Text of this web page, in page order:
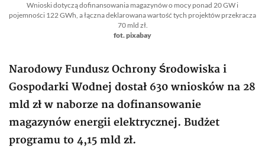
Wnioski dotyczą dofinansowania magazynów o mocy ponad 20 GW i
pojemności 122 GWh, a łączna deklarowana wartość tych projektów przekracza
70 mld zł.
fot. pixabay
Narodowy Fundusz Ochrony Środowiska i
Gospodarki Wodnej dostał 630 wniosków na 28
mld zł w naborze na dofinansowanie
magazynów energii elektrycznej. Budżet
programu to 4,15 mld zł.